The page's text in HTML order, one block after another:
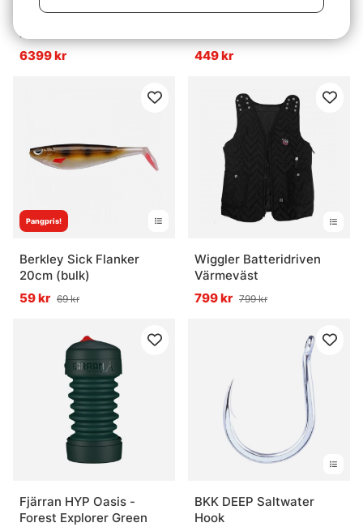
Asseri Suite Isfisketält -
XL
6399 kr
Fladen Arctic Boots -50
449 kr
Pangpris!
Berkley Sick Flanker
20cm (bulk)
59 kr 69 kr
Wiggler Batteridriven
Värmeväst
799 kr 799 kr
Fjärran HYP Oasis -
Forest Explorer Green
BKK DEEP Saltwater
Hook